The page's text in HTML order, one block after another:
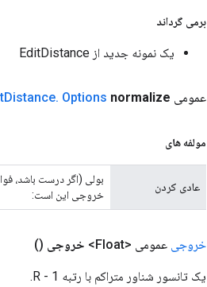
برمی گرداند
یک نمونه جدید از EditDistance
عمومی Static Distance. Options normalize
مولفه های
عادی کردن
بولی (اگر درست باشد،
خروجی این است:
خروجی عمومی <Float> خروجی ()
یک تانسور شناور متراکم با رتبه R - 1.